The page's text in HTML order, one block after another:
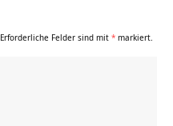
Erforderliche Felder sind mit * markiert.